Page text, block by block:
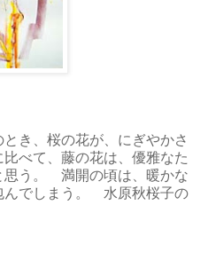
き、桜の花が、にぎやかさ
べて、藤の花は、優雅なた
思う。 満開の頃は、暖かな
んでしまう。 水原秋桜子の